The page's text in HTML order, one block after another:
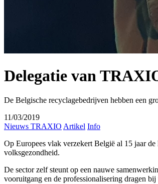
Delegatie van
De Belgische recyclagebedrijven hebben een
11/03/2019
Nieuws TRAXIO Artikel Info
Op Europees vlak verzekert België al 15 jaar
volksgezondheid.
De sector zelf steunt op een nauwe
vooruitgang en de professionalisering dragen